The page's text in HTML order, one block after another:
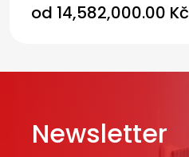
od 14,582,000.00 Kč
Newsletter